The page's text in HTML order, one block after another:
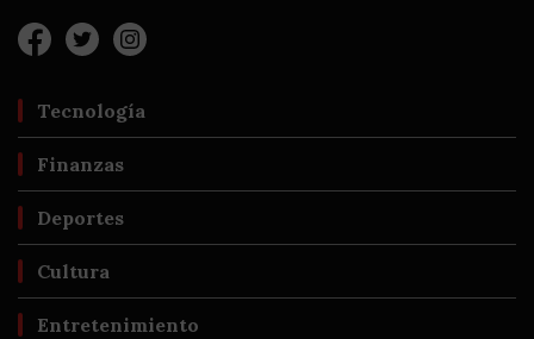
Tecnología
Finanzas
Deportes
Cultura
Entretenimiento